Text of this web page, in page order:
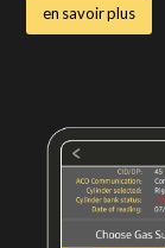
en savoir plus